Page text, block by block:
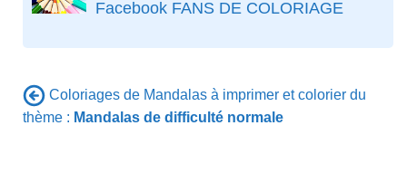
Facebook FANS DE COLORIAGE
Coloriages de Mandalas à imprimer et colorier du
thème : Mandalas de difficulté normale